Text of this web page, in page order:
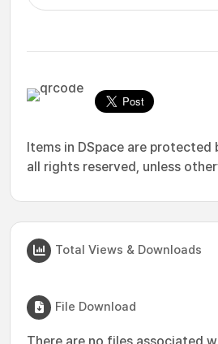
Items in DSpace are
all rights reserved, unless
Total Views & Downloads
File Download